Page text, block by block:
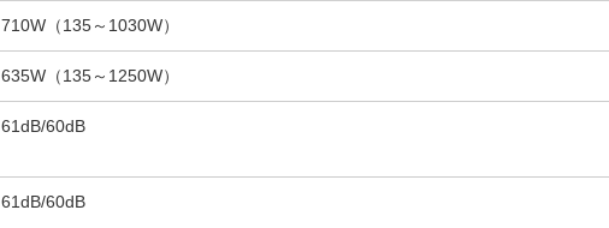
710W（135～1030W）
635W（135～1250W）
61dB/60dB
61dB/60dB